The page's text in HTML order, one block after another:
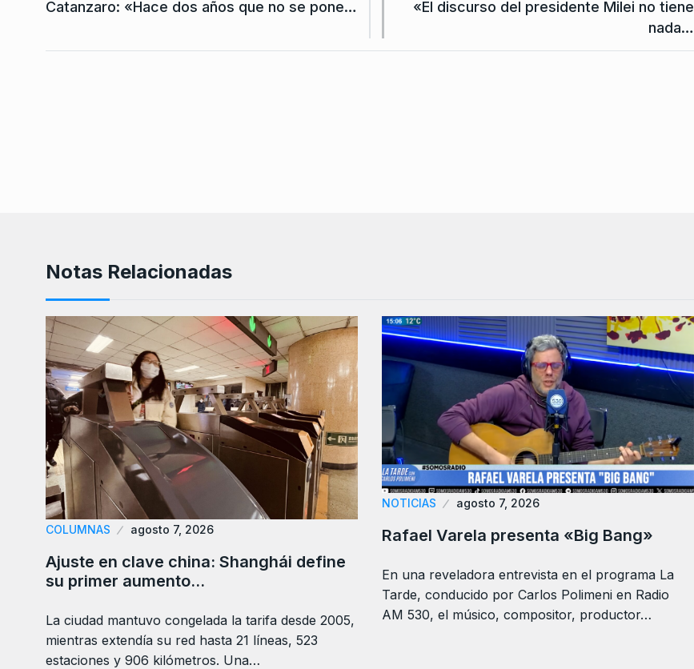
Catanzaro: «Hace dos años que no se pone…
«El discurso del presidente Milei no tiene
nada…
Notas Relacionadas
COLUMNAS agosto 7, 2026
Ajuste en clave china: Shanghái define
su primer aumento…
La ciudad mantuvo congelada la tarifa desde 2005,
mientras extendía su red hasta 21 líneas, 523
estaciones y 906 kilómetros. Una…
NOTICIAS agosto 7, 2026
Rafael Varela presenta «Big Bang»
En una reveladora entrevista en el programa La
Tarde, conducido por Carlos Polimeni en Radio
AM 530, el músico, compositor, productor…